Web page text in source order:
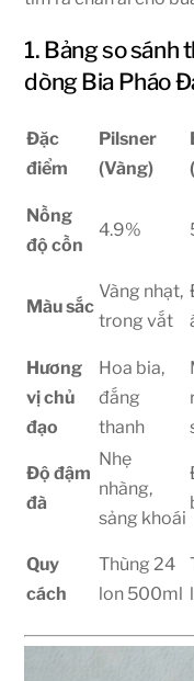
1. Bảng so sánh
dòng Bia Pháo
Đặc
điểm
Pilsner
(Vàng)
Nồng
độ cồn
4.9%
Màu sắc
Vàng nhạt,
trong vắt
Hương
vị chủ
đạo
Hoa bia,
đắng
thanh
Độ đậm
đà
Nhẹ
nhàng,
sảng khoái
Quy
cách
Thùng 24
lon 500ml